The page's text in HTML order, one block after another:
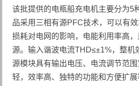
该批提供的电瓶船充电机主要分为5
品采用三相有源PFC技术，可以有
损耗对电网的影响，电能利用率高
源。输入谐波电流THD≤±1%，整机
源模块具有输出电压、电流调节范
轻，效率高、独特的功能和方便扩